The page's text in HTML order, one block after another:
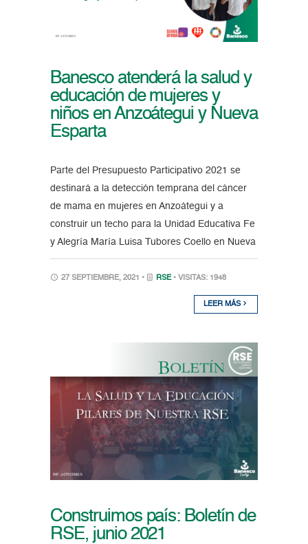
Banesco atenderá la salud y
educación de mujeres y
niños en Anzoátegui y Nueva
Esparta
Parte del Presupuesto Participativo 2021 se
destinará a la detección temprana del cáncer
de mama en mujeres en Anzoátegui y a
construir un techo para la Unidad Educativa Fe
y Alegría María Luisa Tubores Coello en Nueva
27 SEPTIEMBRE, 2021 • RSE • VISITAS: 1948
LEER MÁS
Construimos país: Boletín de
RSE, junio 2021